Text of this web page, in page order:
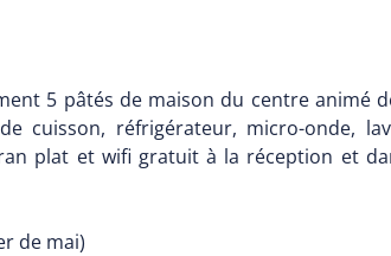
5 pâtés de maison du centre animé
cuisson, réfrigérateur, micro-onde,
plat et wifi gratuit à la réception et
de mai)